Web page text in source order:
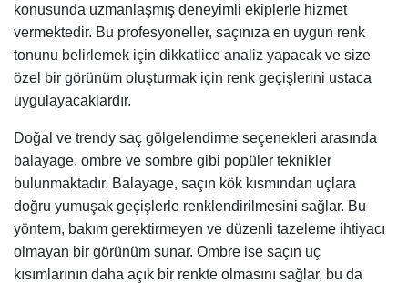
konusunda uzmanlaşmış deneyimli ekiplerle hizmet
vermektedir. Bu profesyoneller, saçınıza en uygun renk
tonunu belirlemek için dikkatlice analiz yapacak ve size
özel bir görünüm oluşturmak için renk geçişlerini ustaca
uygulayacaklardır.
Doğal ve trendy saç gölgelendirme seçenekleri arasında
balayage, ombre ve sombre gibi popüler teknikler
bulunmaktadır. Balayage, saçın kök kısmından uçlara
doğru yumuşak geçişlerle renklendirilmesini sağlar. Bu
yöntem, bakım gerektirmeyen ve düzenli tazeleme ihtiyacı
olmayan bir görünüm sunar. Ombre ise saçın uç
kısımlarının daha açık bir renkte olmasını sağlar, bu da